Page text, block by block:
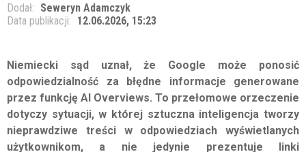
Dodał: Seweryn Adamczyk
Data publikacji: 12.06.2026, 15:23
Niemiecki sąd uznał, że Google może ponosić
odpowiedzialność za błędne informacje generowane
przez funkcję AI Overviews. To przełomowe orzeczenie
dotyczy sytuacji, w której sztuczna inteligencja tworzy
nieprawdziwe treści w odpowiedziach wyświetlanych
użytkownikom, a nie jedynie prezentuje linki